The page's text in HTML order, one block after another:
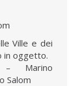
Ville e dei
in oggetto.
– Marino
Salom